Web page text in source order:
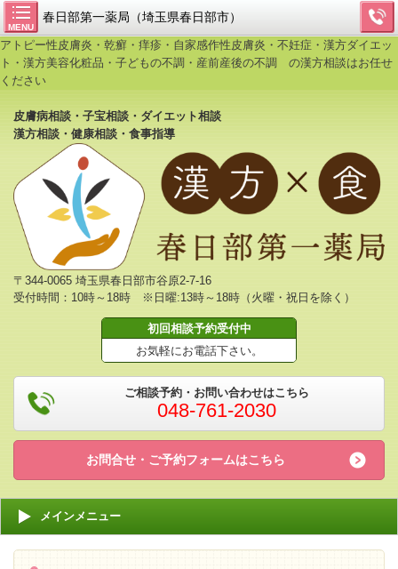
MENU
春日部第一薬局（埼玉県春日部市）
アトピー性皮膚炎・乾癬・痒疹・自家感作性皮膚炎・不妊症・漢方ダイエッ
ト・漢方美容化粧品・子どもの不調・産前産後の不調 の漢方相談はお任せ
ください
皮膚病相談・子宝相談・ダイエット相談
漢方相談・健康相談・食事指導
〒344-0065 埼玉県春日部市谷原2-7-16
受付時間：10時～18時 ※日曜:13時～18時（火曜・祝日を除く）
初回相談予約受付中
お気軽にお電話下さい。
ご相談予約・お問い合わせはこちら
048-761-2030
お問合せ・ご予約フォームはこちら
メインメニュー